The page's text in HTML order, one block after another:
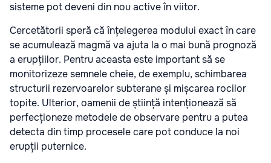
sisteme pot deveni din nou active în viitor.
Cercetătorii speră că înțelegerea modului exact în care
se acumulează magmă va ajuta la o mai bună prognoză
a erupțiilor. Pentru aceasta este important să se
monitorizeze semnele cheie, de exemplu, schimbarea
structurii rezervoarelor subterane și mișcarea rocilor
topite. Ulterior, oamenii de știință intenționează să
perfecționeze metodele de observare pentru a putea
detecta din timp procesele care pot conduce la noi
erupții puternice.